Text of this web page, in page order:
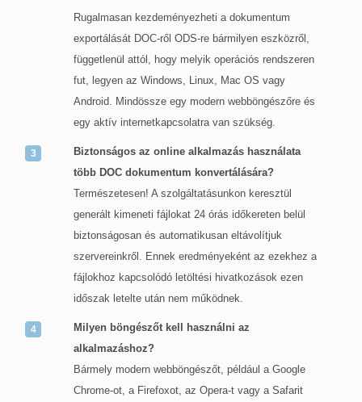
Rugalmasan kezdeményezheti a dokumentum
exportálását DOC-ről ODS-re bármilyen eszközről,
függetlenül attól, hogy melyik operációs rendszeren
fut, legyen az Windows, Linux, Mac OS vagy
Android. Mindössze egy modern webböngészőre és
egy aktív internetkapcsolatra van szükség.
Biztonságos az online alkalmazás használata
több DOC dokumentum konvertálására?
Természetesen! A szolgáltatásunkon keresztül
generált kimeneti fájlokat 24 órás időkereten belül
biztonságosan és automatikusan eltávolítjuk
szervereinkről. Ennek eredményeként az ezekhez a
fájlokhoz kapcsolódó letöltési hivatkozások ezen
időszak letelte után nem működnek.
Milyen böngészőt kell használni az
alkalmazáshoz?
Bármely modern webböngészőt, például a Google
Chrome-ot, a Firefoxot, az Opera-t vagy a Safarit